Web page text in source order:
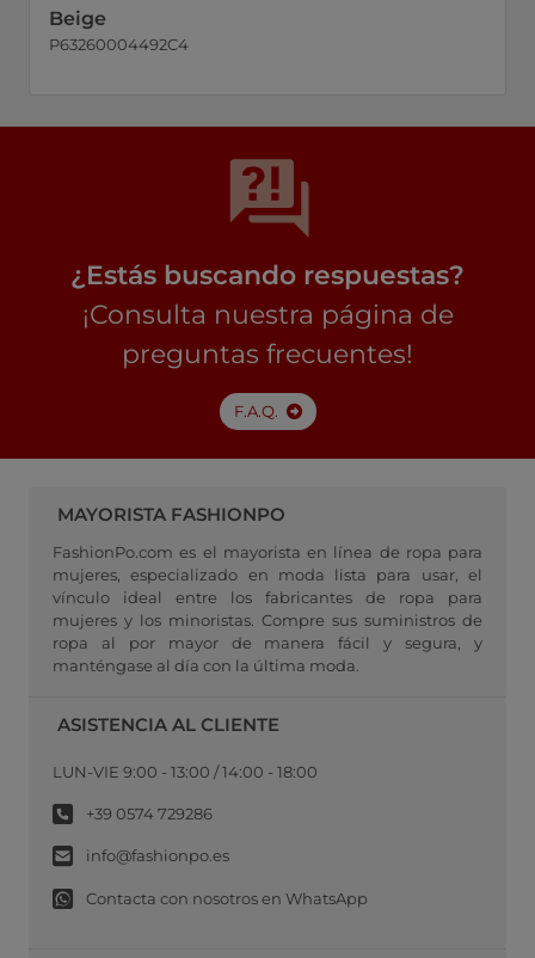
Beige
P63260004492C4
¿Estás buscando respuestas?
¡Consulta nuestra página de
preguntas frecuentes!
F.A.Q.
MAYORISTA FASHIONPO
FashionPo.com es el mayorista en línea de ropa para
mujeres, especializado en moda lista para usar, el
vínculo ideal entre los fabricantes de ropa para
mujeres y los minoristas. Compre sus suministros de
ropa al por mayor de manera fácil y segura, y
manténgase al día con la última moda.
ASISTENCIA AL CLIENTE
LUN-VIE 9:00 - 13:00 / 14:00 - 18:00
+39 0574 729286
info@fashionpo.es
Contacta con nosotros en WhatsApp